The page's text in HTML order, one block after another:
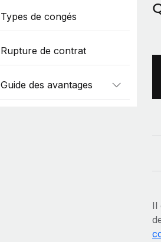
Types de congés
Rupture de contrat
Guide des avantages
Il